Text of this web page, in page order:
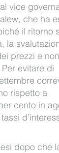
vice
che ha
il ritorno
la
prezzi e non
evitare di
rispetto a
cento in
dopo che